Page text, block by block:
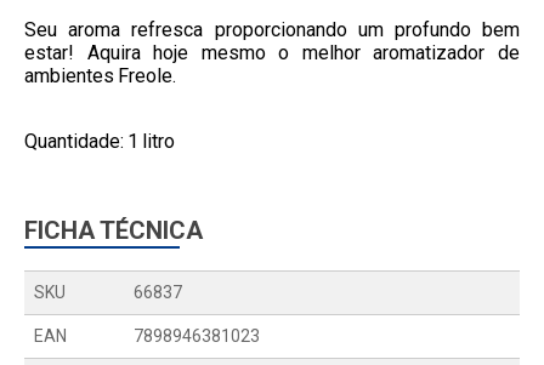
Seu aroma refresca proporcionando um profundo bem
estar! Aquira hoje mesmo o melhor aromatizador de
ambientes Freole.
Quantidade: 1 litro
FICHA TÉCNICA
SKU 66837
EAN 7898946381023